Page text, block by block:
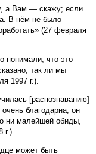
а Вам — скажу; если
В нём не было
(27 февраля
понимали, что это
так ли мы
1997 г.).
[распознаванию]
благодарна, он
ни малейшей обиды,
может быть